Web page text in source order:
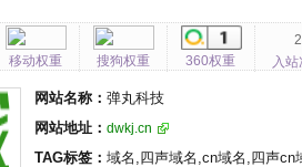
移动权重 搜狗权重 360权重
2
入
网站名称： 弹丸科技
网站地址： dwkj.cn
TAG标签： 域名,四声域名,cn域名,四声cn